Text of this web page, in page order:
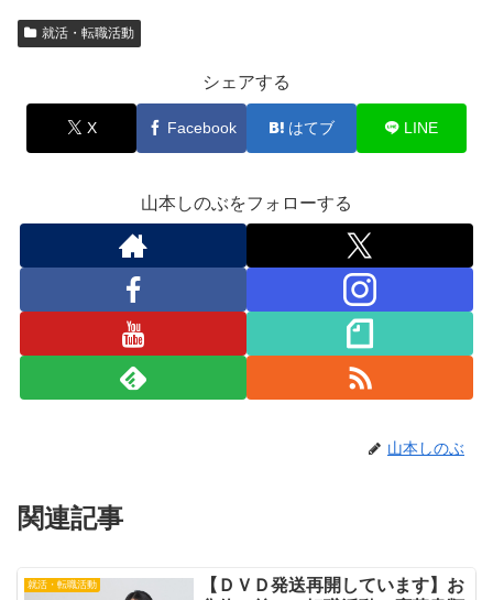
就活・転職活動
シェアする
X Facebook はてブ LINE
山本しのぶをフォローする
山本しのぶ
関連記事
就活・転職活動
【ＤＶＤ発送再開しています】お